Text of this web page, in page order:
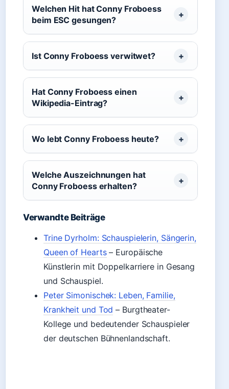
Welchen Hit hat Conny Froboess
beim ESC gesungen?
Ist Conny Froboess verwitwet?
Hat Conny Froboess einen
Wikipedia-Eintrag?
Wo lebt Conny Froboess heute?
Welche Auszeichnungen hat
Conny Froboess erhalten?
Verwandte Beiträge
Trine Dyrholm: Schauspielerin, Sängerin,
Queen of Hearts– Europäische
Künstlerin mit Doppelkarriere in Gesang
und Schauspiel.
Peter Simonischek: Leben, Familie,
Krankheit und Tod – Burgtheater-
Kollege und bedeutender Schauspieler
der deutschen Bühnenlandschaft.